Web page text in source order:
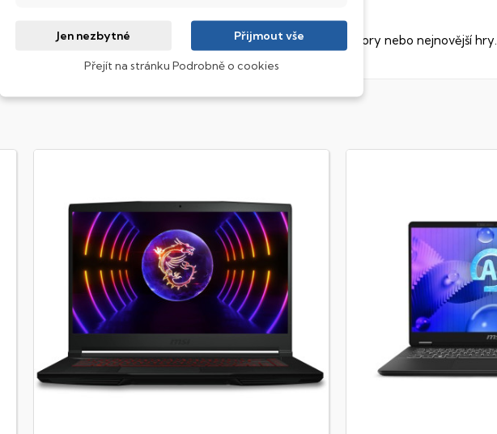
Core™ i7
a rychlý procesor, který zvládne i náročné grafické editory nebo nejnovější hry.
Jen nezbytné Přijmout vše
Přejít na stránku Podrobně o cookies